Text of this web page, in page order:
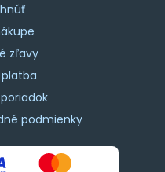
zľavy
podmienky